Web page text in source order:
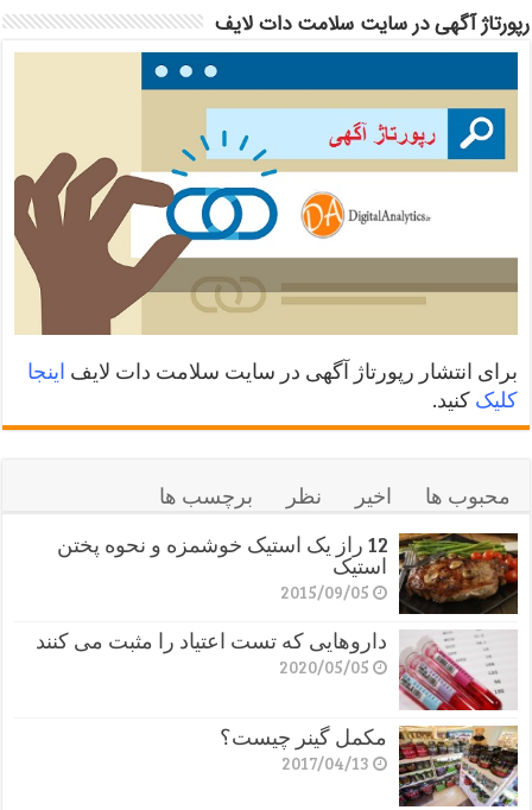
رپورتاژ آگهی در سایت سلامت دات لایف
برای انتشار رپورتاژ آگهی در سایت سلامت دات لایف اینجا
کلیک کنید.
محبوب ها اخیر نظر
برچسب ها
12 راز یک استیک خوشمزه و نحوه پختن
استیک
2015/09/05
داروهایی که تست اعتیاد را مثبت می کنند
2020/05/05
مکمل گینر چیست؟
2017/04/13